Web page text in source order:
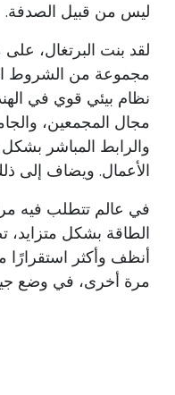
ليس من قبيل الصدفة.
لقد بنت البرتغال، على
مجموعة من الشروط
نظام بيئي قوي في
مجال المجمعين،
والرابط المباشر
الأعمال. ويضاف إلى
في عالم تتطلب فيه
الطاقة بشكل متزايد،
أنظف وأكثر استقرارًا
مرة أخرى، في وضع